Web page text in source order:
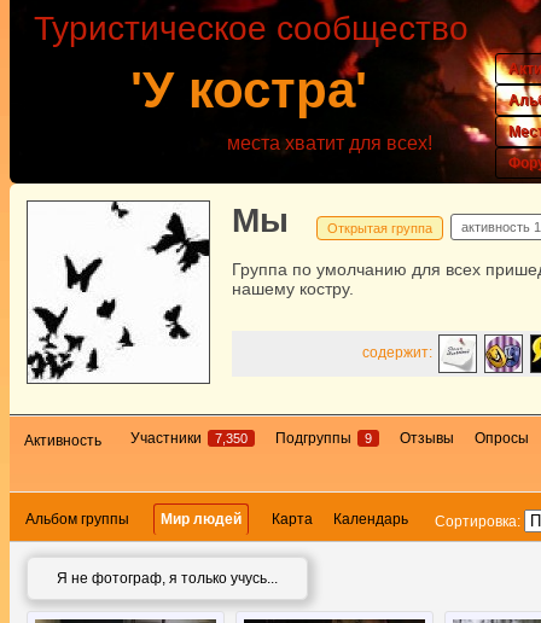
'У костра'
Туристическое сообщество
места хватит для всех!
Мы Открытая группа активность
Группа по умолчанию для всех
нашему костру.
содержит:
Активность Участники 7,350 Подгруппы 9 Отзывы Опросы
Альбом группы Мир людей Карта Календарь Сортировка:
Я не фотограф, я только учусь...